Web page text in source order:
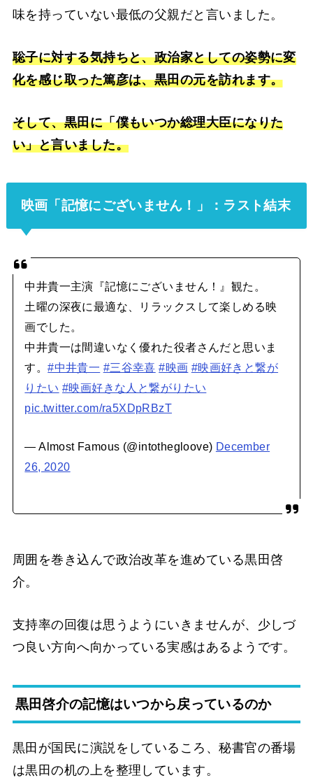
味を持っていない最低の父親だと言いました。
聡子に対する気持ちと、政治家としての姿勢に変
化を感じ取った篤彦は、黒田の元を訪れます。
そして、黒田に「僕もいつか総理大臣になりた
い」と言いました。
映画「記憶にございません！」：ラスト結末
中井貴一主演『記憶にございません！』観た。
土曜の深夜に最適な、リラックスして楽しめる映
画でした。
中井貴一は間違いなく優れた役者さんだと思いま
す。#中井貴一 #三谷幸喜 #映画 #映画好きと繋が
りたい #映画好きな人と繋がりたい
pic.twitter.com/ra5XDpRBzT
— Almost Famous (@intothegloove) December
26, 2020
周囲を巻き込んで政治改革を進めている黒田啓
介。
支持率の回復は思うようにいきませんが、少しづ
つ良い方向へ向かっている実感はあるようです。
黒田啓介の記憶はいつから戻っているのか
黒田が国民に演説をしているころ、秘書官の番場
は黒田の机の上を整理しています。